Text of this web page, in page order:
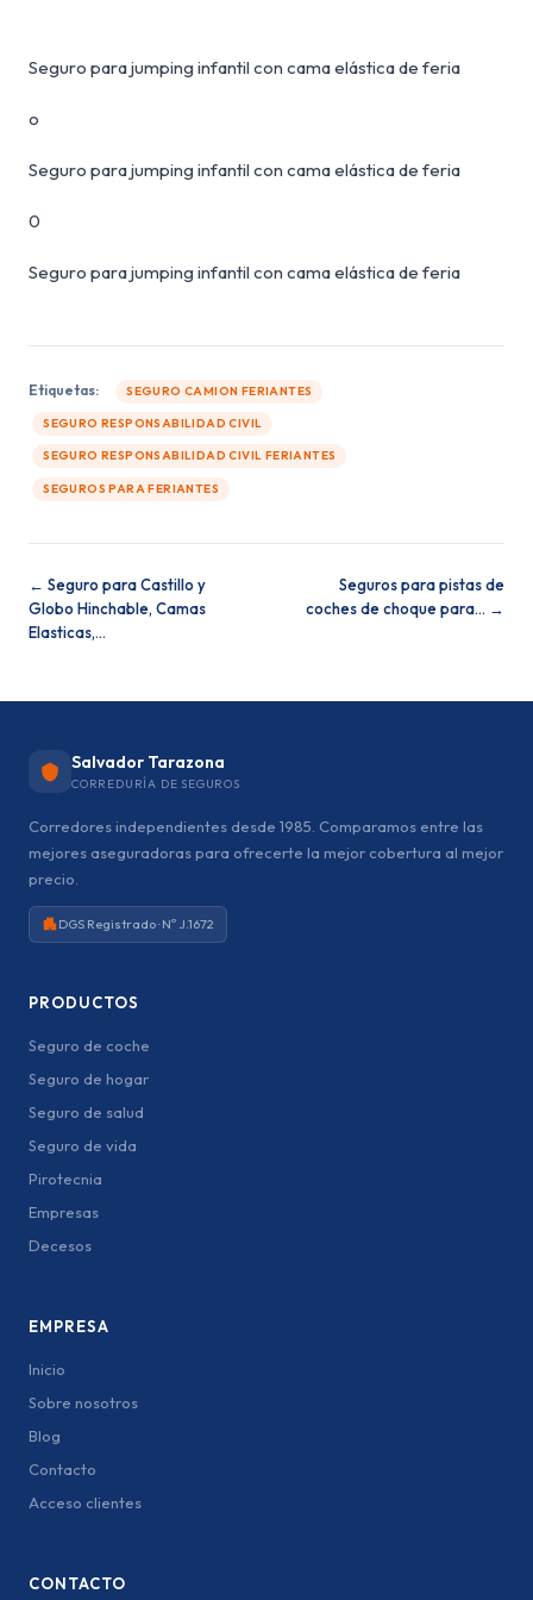
Seguro para jumping infantil con cama elástica de feria
o
Seguro para jumping infantil con cama elástica de feria
0
Seguro para jumping infantil con cama elástica de feria
Etiquetas: SEGURO CAMION FERIANTES
SEGURO RESPONSABILIDAD CIVIL
SEGURO RESPONSABILIDAD CIVIL FERIANTES
SEGUROS PARA FERIANTES
← Seguro para Castillo y
Globo Hinchable, Camas
Elasticas,…
Seguros para pistas de
coches de choque para… →
Salvador Tarazona
CORREDURÍA DE SEGUROS
Corredores independientes desde 1985. Comparamos entre las
mejores aseguradoras para ofrecerte la mejor cobertura al mejor
precio.
DGS Registrado · Nº J.1672
PRODUCTOS
Seguro de coche
Seguro de hogar
Seguro de salud
Seguro de vida
Pirotecnia
Empresas
Decesos
EMPRESA
Inicio
Sobre nosotros
Blog
Contacto
Acceso clientes
CONTACTO